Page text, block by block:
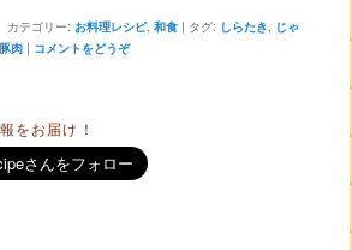
カテゴリー: お料理レシピ,和食 | タグ: しらたき, じゃ
豚肉 | コメントをどうぞ
をお届け！